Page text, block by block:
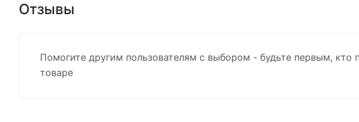
Отзывы
Помогите другим пользователям с выбором - будьте первым, кто
товаре